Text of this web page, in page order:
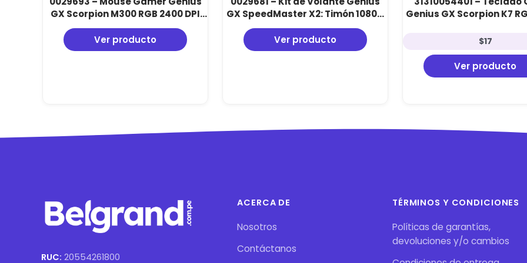
GX Scorpion M300 RGB 2400 DPI
Ergonómico
Ver producto
GX SpeedMaster X2: Timón 1080°,
Pedales y Palanca de Cambios
(Multiplataforma)
Ver producto
Genius GX Scorpion K7
$17
Ver producto
RUC: 20554261800
ACERCA DE
Nosotros
Contáctanos
TÉRMINOS Y CONDICIONES
Políticas de garantías,
devoluciones y/o cambios